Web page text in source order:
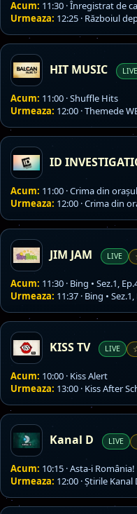
Acum: 11:30 · Înregistrat de
Urmeaza: 12:25 · Războiul
HIT MUSIC LIVE
Acum: 11:00 · Shuffle Hits
Urmeaza: 12:00 · Themede
ID
Acum: 11:00 · Crima din
Urmeaza: 12:00 · Crima din
JIM JAM LIVE
Acum: 11:30 · Bing • Sez.1,
Urmeaza: 11:37 · Bing •
KISS TV LIVE
Acum: 10:00 · Kiss Alert
Urmeaza: 13:00 · Kiss After
Kanal D LIVE
Acum: 10:15 · Asta-i România!
Urmeaza: 12:00 · Știrile Kanal